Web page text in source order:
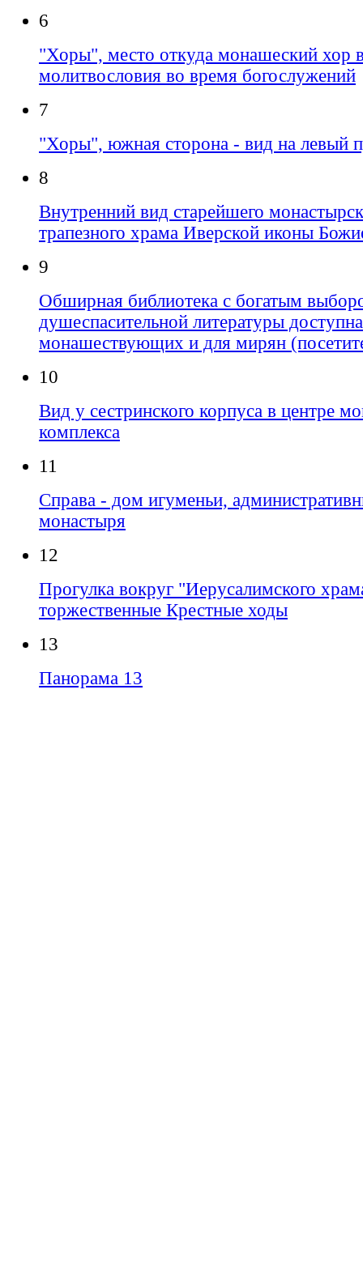
6
"Хоры", место откуда монашеский хор
молитвословия во время богослужений
7
"Хоры", южная сторона - вид на левый
8
Внутренний вид старейшего
трапезного храма Иверской иконы
9
Обширная библиотека с богатым
душеспасительной литературы
монашествующих и для мирян
10
Вид у сестринского корпуса в центре
комплекса
11
Справа - дом игуменьи,
монастыря
12
Прогулка вокруг "Иерусалимского
торжественные Крестные ходы
13
Панорама 13